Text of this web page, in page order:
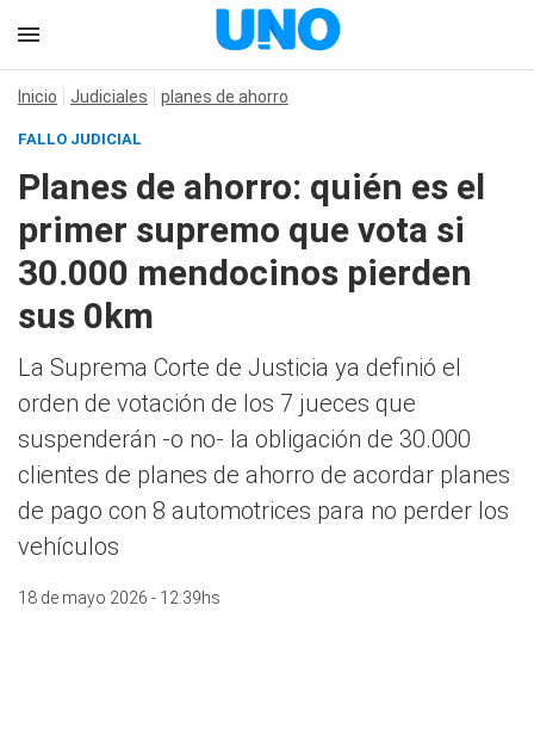
Inicio Judiciales planes de ahorro
FALLO JUDICIAL
Planes de ahorro: quién es el
primer supremo que vota si
30.000 mendocinos pierden
sus 0km
La Suprema Corte de Justicia ya definió el
orden de votación de los 7 jueces que
suspenderán -o no- la obligación de 30.000
clientes de planes de ahorro de acordar planes
de pago con 8 automotrices para no perder los
vehículos
18 de mayo 2026 - 12:39hs